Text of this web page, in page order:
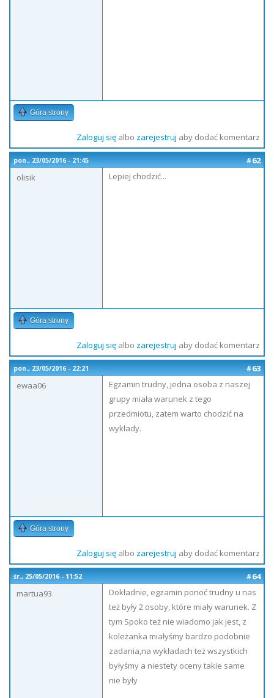
Góra strony
Zaloguj sięalbo zarejestruj aby dodać komentarz
pon., 23/05/2016 - 21:45
#62
olisik
Lepiej chodzić...
Góra strony
Zaloguj sięalbo zarejestruj aby dodać komentarz
pon., 23/05/2016 - 22:21
#63
ewaa06
Egzamin trudny, jedna osoba z naszej
grupy miała warunek z tego
przedmiotu, zatem warto chodzić na
wykłady.
Góra strony
Zaloguj sięalbo zarejestruj aby dodać komentarz
śr., 25/05/2016 - 11:52
#64
martua93
Dokładnie, egzamin ponoć trudny u nas
też były 2 osoby, które miały warunek. Z
tym Spoko też nie wiadomo jak jest, z
koleżanka miałyśmy bardzo podobnie
zadania,na wykładach też wszystkich
byłyśmy a niestety oceny takie same
nie były